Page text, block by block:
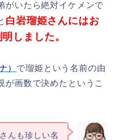
がいたら絶対イケメンで
白岩瑠姫さんにはお
しました。
） で瑠姫という名前の由
が画数で決めたというこ
んも珍しい名